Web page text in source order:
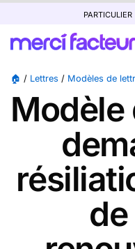
particulier
🏠 / Lettres / Modèles de
Modèle